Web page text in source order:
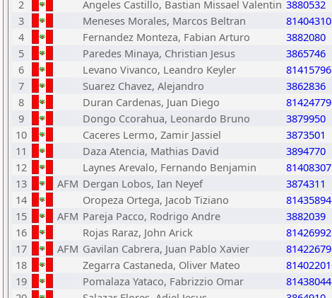
2
Angeles Castillo, Bastian Missael Valentin 3880532
3
Meneses Morales, Marcos Beltran 81404310
4
Fernandez Monteza, Fabian Arturo 3882080
5
Paredes Minaya, Christian Jesus 3865746
6
Levano Vivanco, Leandro Keyler 81415796
7
Suarez Chavez, Alejandro 3862836
8
Duran Cardenas, Juan Diego 81424779
9
Dongo Ccorahua, Leonardo Bruno 3879950
10
Caceres Lermo, Zamir Jassiel 3873501
11
Daza Atencia, Mathias David 3894770
12
Laynes Arevalo, Fernando Benjamin 81408307
13
AFM Dergan Lobos, Ian Neyef 3874311
14
Oropeza Ortega, Jacob Tiziano 81435894
15
AFM Pareja Pacco, Rodrigo Andre 3882039
16
Rojas Raraz, John Arick 81426992
17
AFM Gavilan Cabrera, Juan Pablo Xavier 81422679
18
Zegarra Castaneda, Oliver Mateo 81402201
19
Pomalaza Yataco, Fabrizzio Omar 81438044